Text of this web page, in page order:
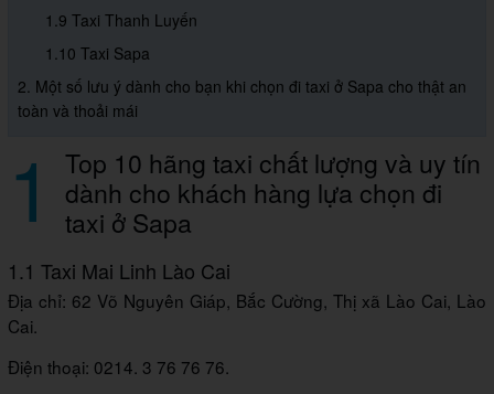
1.9 Taxi Thanh Luyến
1.10 Taxi Sapa
2. Một số lưu ý dành cho bạn khi chọn đi taxi ở Sapa cho thật an
toàn và thoải mái
1 Top 10 hãng taxi chất lượng và uy tín
dành cho khách hàng lựa chọn đi
taxi ở Sapa
1.1 Taxi Mai Linh Lào Cai
Địa chỉ: 62 Võ Nguyên Giáp, Bắc Cường, Thị xã Lào Cai, Lào
Cai.
Điện thoại: 0214. 3 76 76 76.